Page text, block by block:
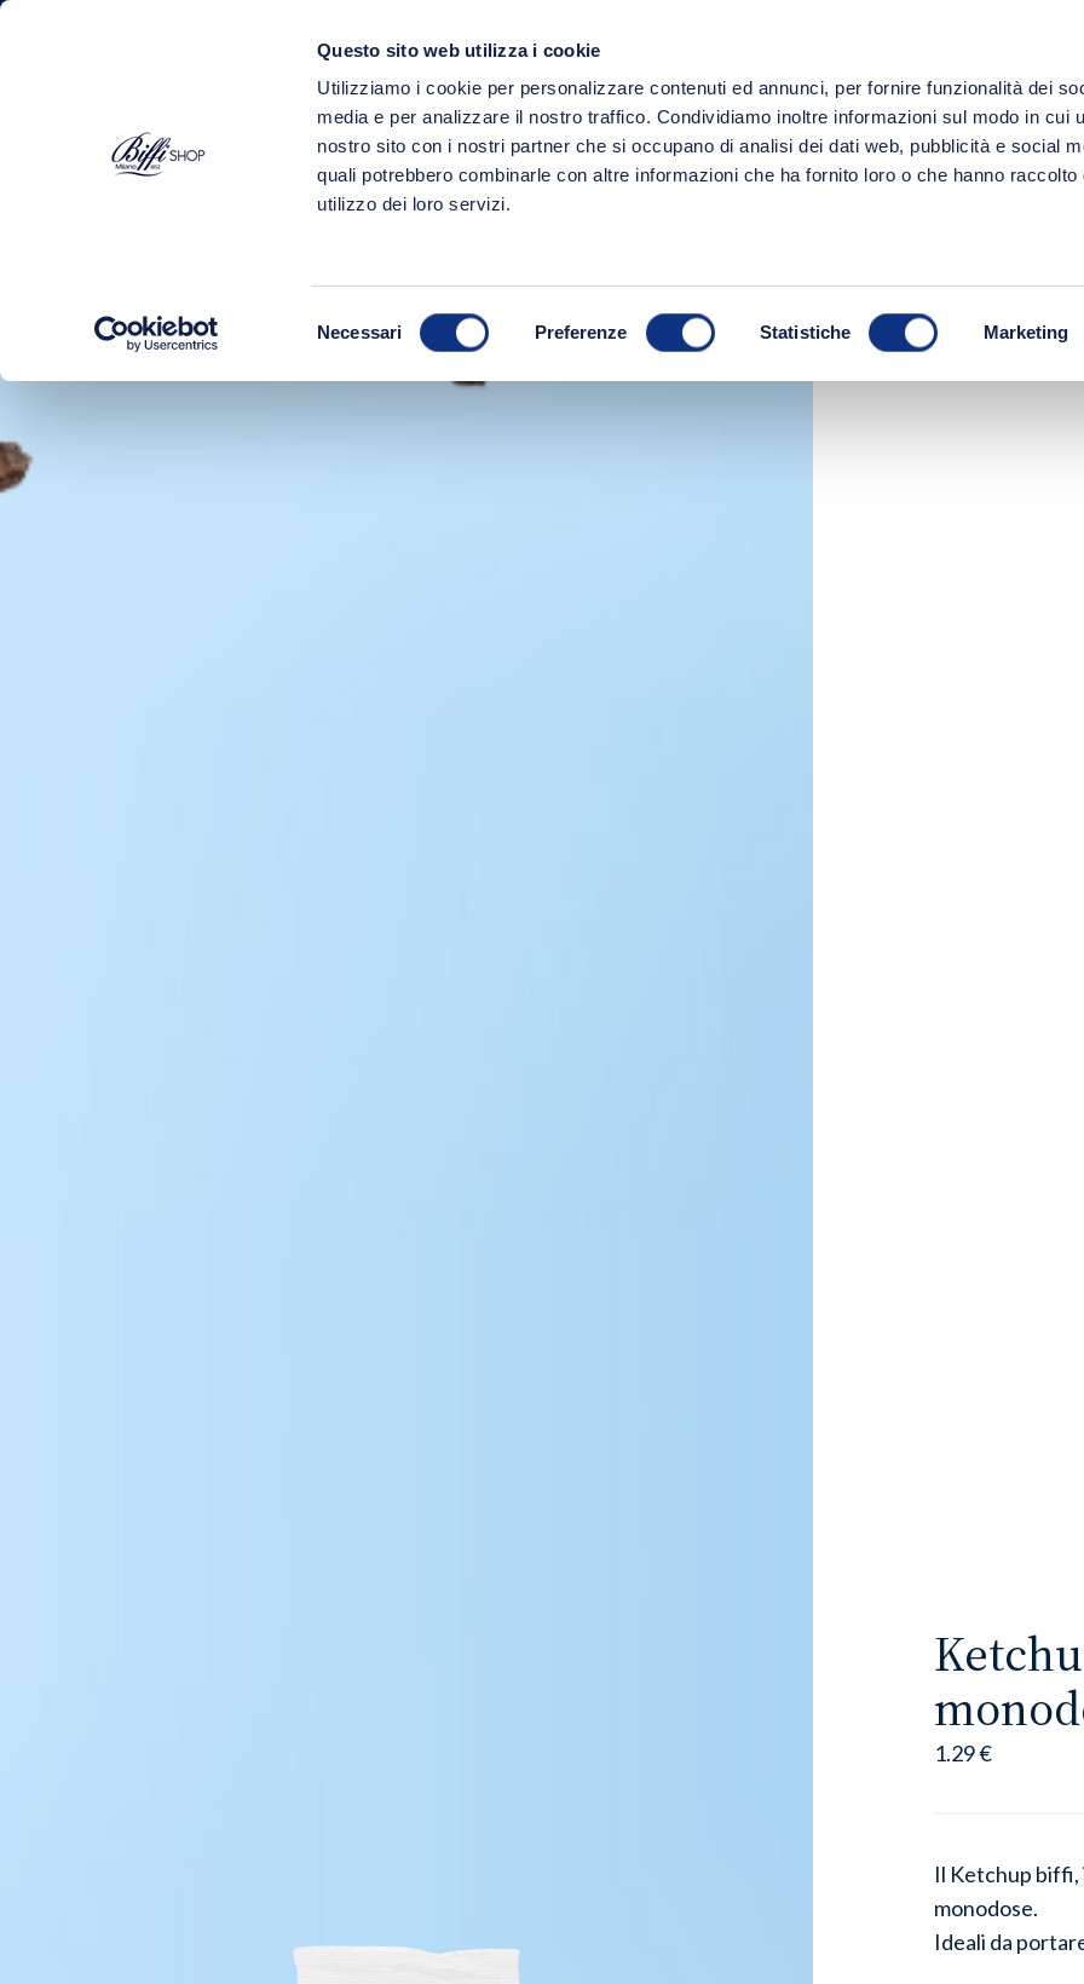
Questo sito web utilizza i cookie
Utilizziamo i cookie per personalizzare contenuti ed annunci, per fornire funzionalità dei
media e per analizzare il nostro traffico. Condividiamo inoltre informazioni sul modo in cui
nostro sito con i nostri partner che si occupano di analisi dei dati web, pubblicità e social
quali potrebbero combinarle con altre informazioni che ha fornito loro o che hanno raccolto
utilizzo dei loro servizi.
Necessari Preferenze Statistiche Marketing
PRODOTTI LINEE FRESCHI IDEE REGALO
Ricerca
Home Ketchup Biffi - In bustina monodose - Six Pack
1.29 €
Il Ketchup biffi,
monodose.
Ideali da